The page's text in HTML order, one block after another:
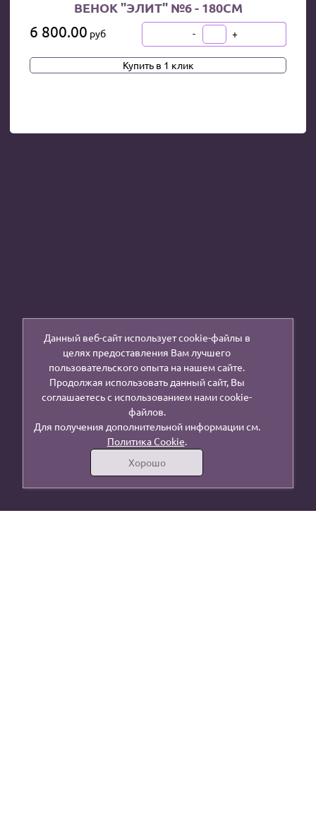
ВЕНОК "ЭЛИТ" №6 - 180СМ
6 800.00 руб В КОРЗИНУ
- +
Купить в 1 клик
Данный веб-сайт использует cookie-файлы в
целях предоставления Вам лучшего
пользовательского опыта на нашем сайте.
Продолжая использовать данный сайт, Вы
соглашаетесь с использованием нами cookie-
файлов.
Для получения дополнительной информации см.
Политика Cookie.
Хорошо